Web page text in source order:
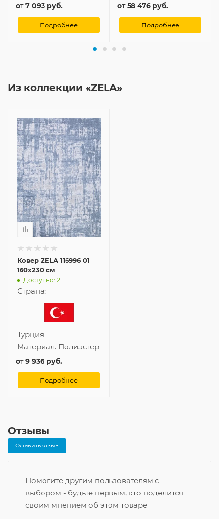
от7 093 руб.
Подробнее
от58 476 руб.
Подробнее
Из коллекции «ZELA»
Ковер ZELA 116996 01
160x230 см
Доступно: 2
Страна:
Турция
Материал: Полиэстер
от9 936 руб.
Подробнее
Отзывы
Оставить отзыв
Помогите другим пользователям с
выбором - будьте первым, кто поделится
своим мнением об этом товаре